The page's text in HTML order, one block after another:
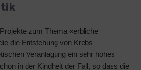
zum Thema «erbliche
die Entstehung von Krebs
Veranlagung ein sehr hohes
in der Kindheit der Fall, so dass die